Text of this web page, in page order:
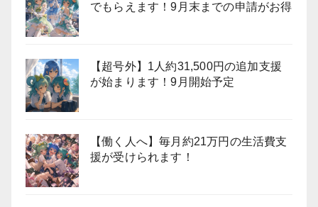
でもらえます！9月末までの申請がお得
【超号外】1人約31,500円の追加支援
が始まります！9月開始予定
【働く人へ】毎月約21万円の生活費支
援が受けられます！